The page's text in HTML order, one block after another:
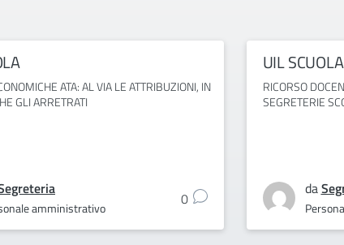
ATA: AL VIA LE ATTRIBUZIONI, IN
GLI ARRETRATI
amministrativo 0
UIL
RICORSO
SEGRETERIE
da